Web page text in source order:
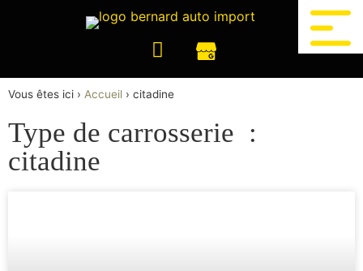
Vous êtes ici › Accueil › citadine
Type de carrosserie :
citadine